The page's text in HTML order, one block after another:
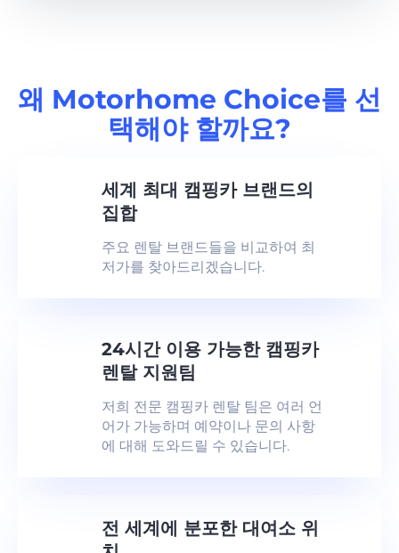
왜 Motorhome Choice를 선
택해야 할까요?
세계 최대 캠핑카 브랜드의
집합
주요 렌탈 브랜드들을 비교하여 최
저가를 찾아드리겠습니다.
24시간 이용 가능한 캠핑카
렌탈 지원팀
저희 전문 캠핑카 렌탈 팀은 여러 언
어가 가능하며 예약이나 문의 사항
에 대해 도와드릴 수 있습니다.
전 세계에 분포한 대여소 위